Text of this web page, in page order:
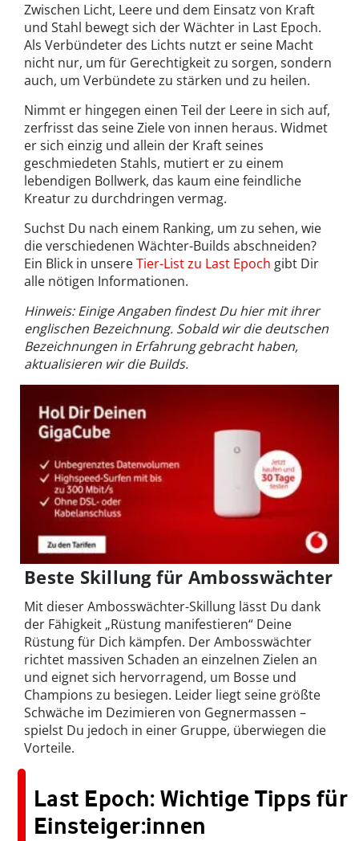
Zwischen Licht, Leere und dem Einsatz von Kraft
und Stahl bewegt sich der Wächter in Last Epoch.
Als Verbündeter des Lichts nutzt er seine Macht
nicht nur, um für Gerechtigkeit zu sorgen, sondern
auch, um Verbündete zu stärken und zu heilen.
Nimmt er hingegen einen Teil der Leere in sich auf,
zerfrisst das seine Ziele von innen heraus. Widmet
er sich einzig und allein der Kraft seines
geschmiedeten Stahls, mutiert er zu einem
lebendigen Bollwerk, das kaum eine feindliche
Kreatur zu durchdringen vermag.
Suchst Du nach einem Ranking, um zu sehen, wie
die verschiedenen Wächter-Builds abschneiden?
Ein Blick in unsereTier-List zu Last Epoch gibt Dir
alle nötigen Informationen.
Hinweis: Einige Angaben findest Du hier mit ihrer
englischen Bezeichnung. Sobald wir die deutschen
Bezeichnungen in Erfahrung gebracht haben,
aktualisieren wir die Builds.
Beste Skillung für Ambosswächter
Mit dieser Ambosswächter-Skillung lässt Du dank
der Fähigkeit „Rüstung manifestieren“ Deine
Rüstung für Dich kämpfen. Der Ambosswächter
richtet massiven Schaden an einzelnen Zielen an
und eignet sich hervorragend, um Bosse und
Champions zu besiegen. Leider liegt seine größte
Schwäche im Dezimieren von Gegnermassen –
spielst Du jedoch in einer Gruppe, überwiegen die
Vorteile.
Last Epoch: Wichtige Tipps für
Einsteiger:innen